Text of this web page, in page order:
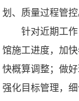
划、质量过程管控
针对近期工
馆施工进度，加
快概算调整；做
强化目标管理，